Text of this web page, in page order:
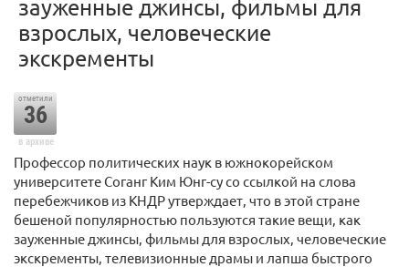
зауженные джинсы, фильмы для
взрослых, человеческие
экскременты
отметили
36
в архиве
Профессор политических наук в южнокорейском
университете Соганг Ким Юнг-су со ссылкой на слова
перебежчиков из КНДР утверждает, что в этой стране
бешеной популярностью пользуются такие вещи, как
зауженные джинсы, фильмы для взрослых, человеческие
экскременты, телевизионные драмы и лапша быстрого